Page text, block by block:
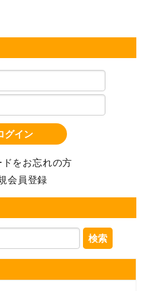
グイン
をお忘れの方
会員登録
検索